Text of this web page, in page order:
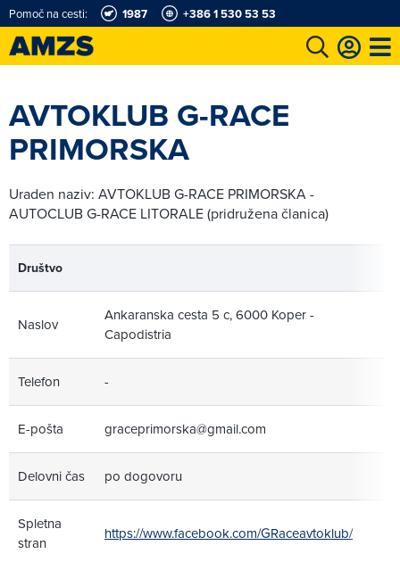
Pomoč na cesti: 1987 +386 1 530 53 53
AVTOKLUB G-RACE
PRIMORSKA
Uraden naziv: AVTOKLUB G-RACE PRIMORSKA -
AUTOCLUB G-RACE LITORALE (pridružena članica)
Društvo
Naslov
Ankaranska cesta 5 c, 6000 Koper -
Capodistria
Telefon -
E-pošta graceprimorska@gmail.com
Delovni čas po dogovoru
Spletna
stran
https://www.facebook.com/GRaceavtoklub/